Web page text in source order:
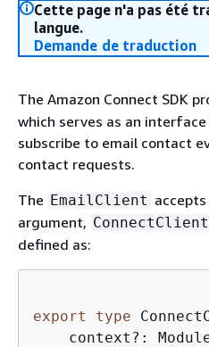
Cette page n'a pas été
langue.
Demande de traduction
The Amazon Connect SDK
which serves as an
subscribe to email contact
contact requests.
The EmailClient
argument,
defined as:
export type
context?: